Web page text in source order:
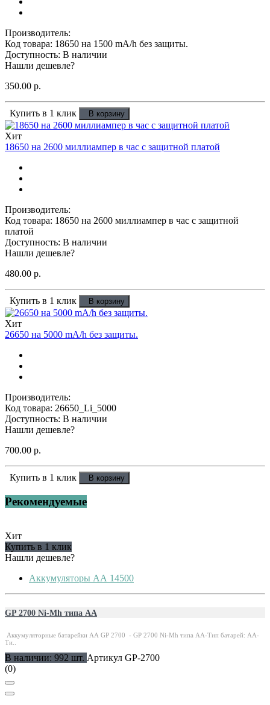
Производитель:
Код товара: 18650 на 1500 mA/h без защиты.
Доступность: В наличии
Нашли дешевле?
350.00 р.
Купить в 1 клик В корзину
Хит
18650 на 2600 миллиампер в час с защитной платой
Производитель:
Код товара: 18650 на 2600 миллиампер в час с защитной
платой
Доступность: В наличии
Нашли дешевле?
480.00 р.
Купить в 1 клик В корзину
Хит
26650 на 5000 mA/h без защиты.
Производитель:
Код товара: 26650_Li_5000
Доступность: В наличии
Нашли дешевле?
700.00 р.
Купить в 1 клик В корзину
Рекомендуемые
Хит
Купить в 1 клик
Нашли дешевле?
Аккумуляторы АА 14500
GP 2700 Ni-Mh типа АА
Аккумуляторные батарейки АА GP 2700 - GP 2700 Ni-Mh типа АА-Тип батарей: АА-
Ти..
В наличии: 992 шт. Артикул GP-2700
(0)